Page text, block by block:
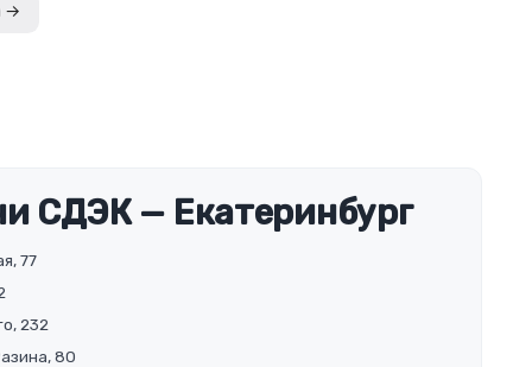
→
СДЭК — Екатеринбург
77
232
80